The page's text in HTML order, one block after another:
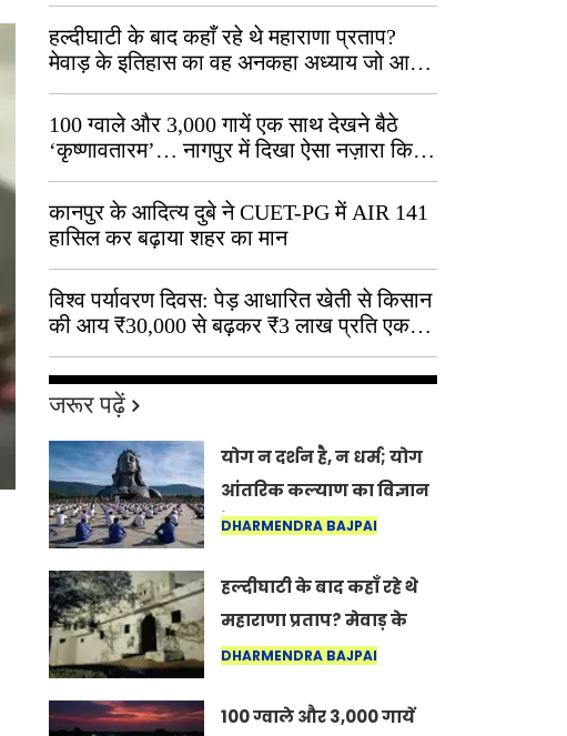
हल्दीघाटी के बाद कहाँ रहे थे महाराणा प्रताप?
मेवाड़ के इतिहास का वह अनकहा अध्याय जो आज
भी कोल्यारी में जीवित है
100 ग्वाले और 3,000 गायें एक साथ देखने बैठे
‘कृष्णावतारम’… नागपुर में दिखा ऐसा नज़ारा कि
लोग बोले, “ऐसा तो सिर्फ़ कृष्ण ही कर सकते हैं”
कानपुर के आदित्य दुबे ने CUET-PG में AIR 141
हासिल कर बढ़ाया शहर का मान
विश्व पर्यावरण दिवस: पेड़ आधारित खेती से किसान
की आय ₹30,000 से बढ़कर ₹3 लाख प्रति एकड़
हुई
जरूर पढ़ें
योग न दर्शन है, न धर्म; योग
आंतरिक कल्याण का विज्ञान
है: अंतरराष्ट्रीय योग दिवस
DHARMENDRA BAJPAI
हल्दीघाटी के बाद कहाँ रहे थे
महाराणा प्रताप? मेवाड़ के
इतिहास का वह अनकहा
में जीवित है
DHARMENDRA BAJPAI
100 ग्वाले और 3,000 गायें